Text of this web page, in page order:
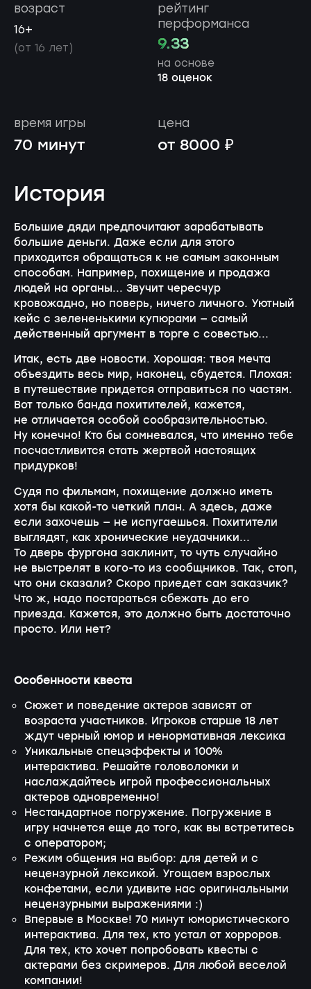
возраст
16+
(от 16 лет)
рейтинг
перформанса
9.33
на основе
18 оценок
время игры
70 минут
цена
от 8000 ₽
История
Большие дяди предпочитают зарабатывать
большие деньги. Даже если для этого
приходится обращаться к не самым законным
способам. Например, похищение и продажа
людей на органы... Звучит чересчур
кровожадно, но поверь, ничего личного. Уютный
кейс с зелененькими купюрами — самый
действенный аргумент в торге с совестью...
Итак, есть две новости. Хорошая: твоя мечта
объездить весь мир, наконец, сбудется. Плохая:
в путешествие придется отправиться по частям.
Вот только банда похитителей, кажется,
не отличается особой сообразительностью.
Ну конечно! Кто бы сомневался, что именно тебе
посчастливится стать жертвой настоящих
придурков!
Судя по фильмам, похищение должно иметь
хотя бы какой-то четкий план. А здесь, даже
если захочешь — не испугаешься. Похитители
выглядят, как хронические неудачники...
То дверь фургона заклинит, то чуть случайно
не выстрелят в кого-то из сообщников. Так, стоп,
что они сказали? Скоро приедет сам заказчик?
Что ж, надо постараться сбежать до его
приезда. Кажется, это должно быть достаточно
просто. Или нет?
Особенности квеста
Сюжет и поведение актеров зависят от
возраста участников. Игроков старше 18 лет
ждут черный юмор и ненормативная лексика
Уникальные спецэффекты и 100%
интерактива. Решайте головоломки и
наслаждайтесь игрой профессиональных
актеров одновременно!
Нестандартное погружение. Погружение в
игру начнется еще до того, как вы встретитесь
с оператором;
Режим общения на выбор: для детей и с
нецензурной лексикой. Угощаем взрослых
конфетами, если удивите нас оригинальными
нецензурными выражениями :)
Впервые в Москве! 70 минут юмористического
интерактива. Для тех, кто устал от хорроров.
Для тех, кто хочет попробовать квесты с
актерами без скримеров. Для любой веселой
компании!